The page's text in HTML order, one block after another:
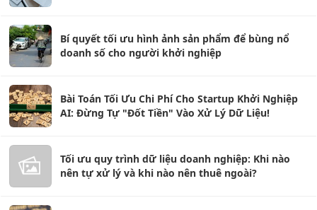
Bí quyết tối ưu hình ảnh sản phẩm để bùng nổ
doanh số cho người khởi nghiệp
Bài Toán Tối Ưu Chi Phí Cho Startup Khởi Nghiệp
AI: Đừng Tự "Đốt Tiền" Vào Xử Lý Dữ Liệu!
Tối ưu quy trình dữ liệu doanh nghiệp: Khi nào
nên tự xử lý và khi nào nên thuê ngoài?